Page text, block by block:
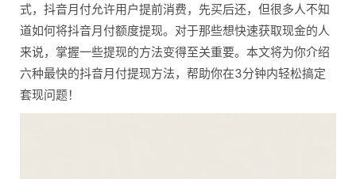
式，抖音月付允许用户提前消费，先买后还，但很多人不知
道如何将抖音月付额度提现。对于那些想快速获取现金的人
来说，掌握一些提现的方法变得至关重要。本文将为你介绍
六种最快的抖音月付提现方法，帮助你在3分钟内轻松搞定
套现问题！